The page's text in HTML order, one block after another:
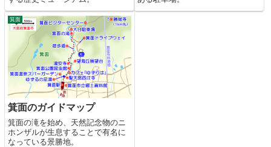
箕面
箕面のガイドマップ
箕面の滝を始め、天然記念物のニ
ホンザルが生息することで有名に
なっている景勝地。